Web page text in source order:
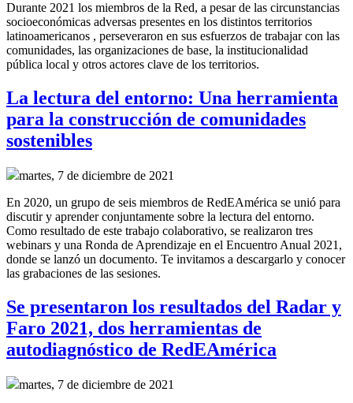
Durante 2021 los miembros de la Red, a pesar de las circunstancias
socioeconómicas adversas presentes en los distintos territorios
latinoamericanos , perseveraron en sus esfuerzos de trabajar con las
comunidades, las organizaciones de base, la institucionalidad
pública local y otros actores clave de los territorios.
La lectura del entorno: Una herramienta
para la construcción de comunidades
sostenibles
martes, 7 de diciembre de 2021
En 2020, un grupo de seis miembros de RedEAmérica se unió para
discutir y aprender conjuntamente sobre la lectura del entorno.
Como resultado de este trabajo colaborativo, se realizaron tres
webinars y una Ronda de Aprendizaje en el Encuentro Anual 2021,
donde se lanzó un documento. Te invitamos a descargarlo y conocer
las grabaciones de las sesiones.
Se presentaron los resultados del Radar y
Faro 2021, dos herramientas de
autodiagnóstico de RedEAmérica
martes, 7 de diciembre de 2021